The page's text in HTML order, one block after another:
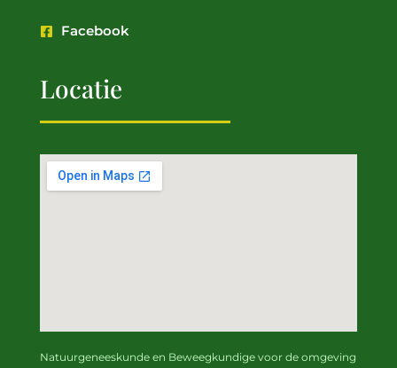
Facebook
Locatie
Natuurgeneeskunde en Beweegkundige voor de omgeving